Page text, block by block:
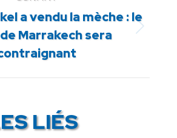
Article
suivant
:
a vendu la mèche : le
Marrakech sera
LIÉS